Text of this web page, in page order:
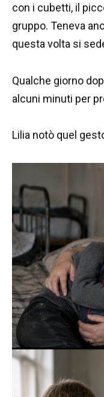
con i cubetti, il
gruppo. Teneva
questa volta si
Qualche giorno
alcuni minuti per
Lilia notò quel